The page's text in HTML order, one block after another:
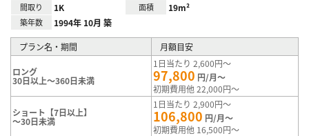
間取り 1K 面積 19m²
築年数 1994年 10月 築
プラン名・期間 月額目安
ロング
30日以上～360日未満
1日当たり 2,600円～
97,800 円/月～
初期費用他 22,000円～
ショート【7日以上】
～30日未満
1日当たり 2,900円～
106,800 円/月～
初期費用他 16,500円～